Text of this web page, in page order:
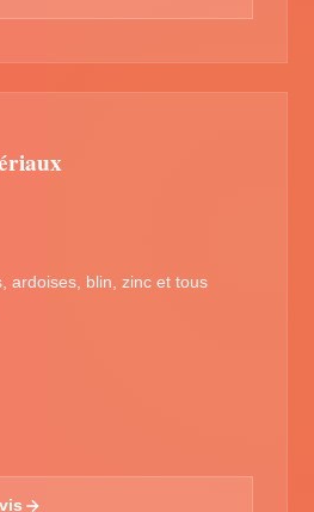
ardoises, blin, zinc et tous